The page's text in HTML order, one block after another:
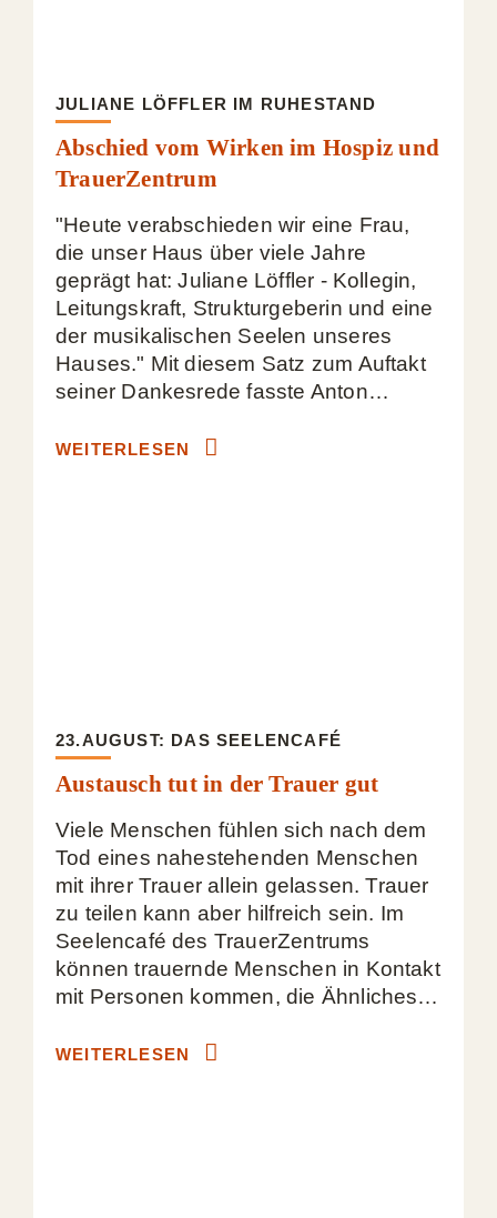
JULIANE LÖFFLER IM RUHESTAND
Abschied vom Wirken im Hospiz und
TrauerZentrum
"Heute verabschieden wir eine Frau,
die unser Haus über viele Jahre
geprägt hat: Juliane Löffler - Kollegin,
Leitungskraft, Strukturgeberin und eine
der musikalischen Seelen unseres
Hauses." Mit diesem Satz zum Auftakt
seiner Dankesrede fasste Anton…
WEITERLESEN
23.AUGUST: DAS SEELENCAFÉ
Austausch tut in der Trauer gut
Viele Menschen fühlen sich nach dem
Tod eines nahestehenden Menschen
mit ihrer Trauer allein gelassen. Trauer
zu teilen kann aber hilfreich sein. Im
Seelencafé des TrauerZentrums
können trauernde Menschen in Kontakt
mit Personen kommen, die Ähnliches…
WEITERLESEN